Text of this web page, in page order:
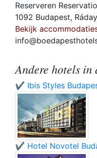
Reserveren
1092 Budapest,
Bekijk
Andere hotels in
✔️ Ibis Styles
✔️ Hotel Novotel